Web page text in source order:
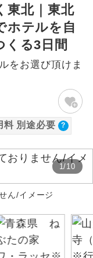
東北｜東北
ホテルを自
くる3日間
をお選び頂けま
料 別途必要
1/10
ん/イメージ
大人510円、
円
ら最終日出発空港
同行します。
車内での観光案内
いる文化遺産や自
スです。
寄るコースです。
コースです。
呂が付いていま